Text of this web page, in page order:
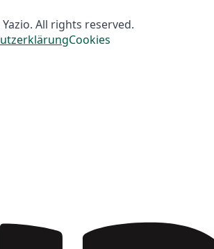
All rights reserved.
Cookies